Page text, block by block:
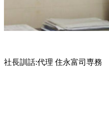
社長訓話:代理 住永富司専務